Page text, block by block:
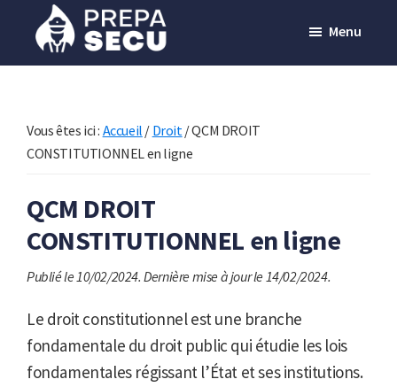
contenuPrepasecu
de
préparation
métiers
de
sécurité
privée
Menu
Vous êtes ici : Accueil / Droit/QCM DROIT
CONSTITUTIONNEL en ligne
QCM DROIT
CONSTITUTIONNEL en ligne
Publié le 10/02/2024. Dernière mise à jour le 14/02/2024.
Le droit constitutionnel est une branche
fondamentale du droit public qui étudie les lois
fondamentales régissant l’État et ses institutions.